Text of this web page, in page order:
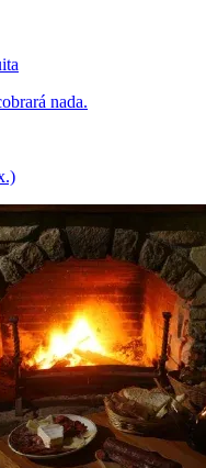
nada.